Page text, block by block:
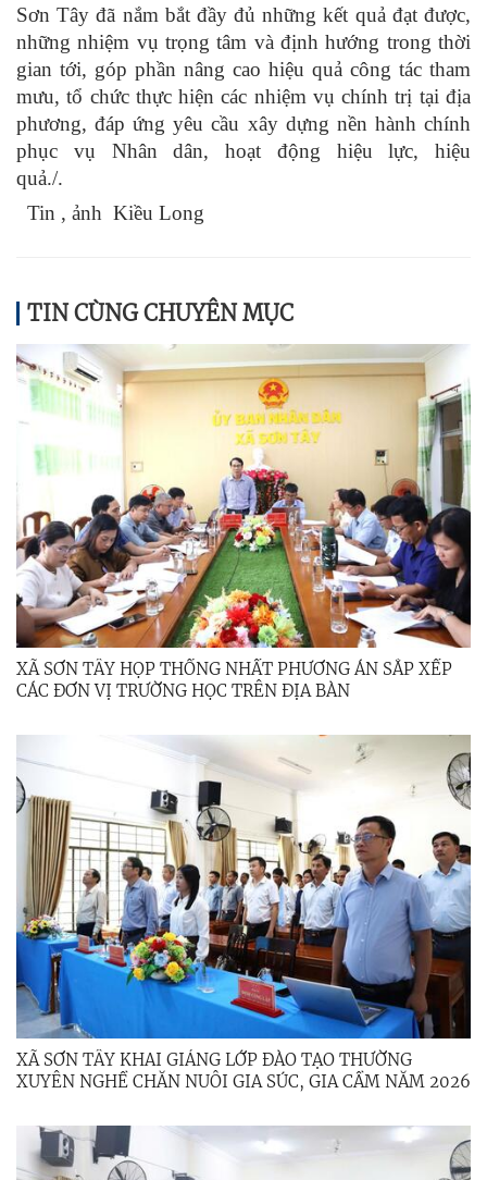
Sơn Tây đã nắm bắt đầy đủ những kết quả đạt được,
những nhiệm vụ trọng tâm và định hướng trong thời
gian tới, góp phần nâng cao hiệu quả công tác tham
mưu, tổ chức thực hiện các nhiệm vụ chính trị tại địa
phương, đáp ứng yêu cầu xây dựng nền hành chính
phục vụ Nhân dân, hoạt động hiệu lực, hiệu
quả./.
Tin , ảnh Kiều Long
TIN CÙNG CHUYÊN MỤC
XÃ SƠN TÂY HỌP THỐNG NHẤT PHƯƠNG ÁN SẮP XẾP
CÁC ĐƠN VỊ TRƯỜNG HỌC TRÊN ĐỊA BÀN
XÃ SƠN TÂY KHAI GIẢNG LỚP ĐÀO TẠO THƯỜNG
XUYÊN NGHỀ CHĂN NUÔI GIA SÚC, GIA CẦM NĂM 2026